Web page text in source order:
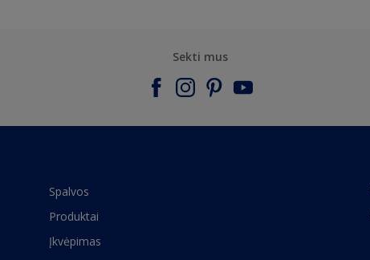
Sekti mus
Spalvos
Produktai
Įkvėpimas